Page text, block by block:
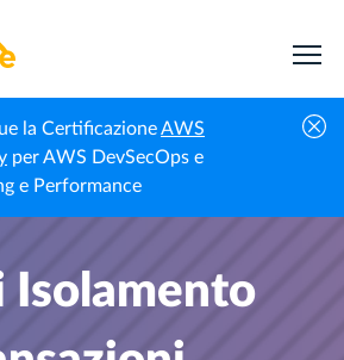
la CertificazioneAWS
per AWS DevSecOps e
e Performance
Livelli di Isolamento delle Transazioni
Isolamento